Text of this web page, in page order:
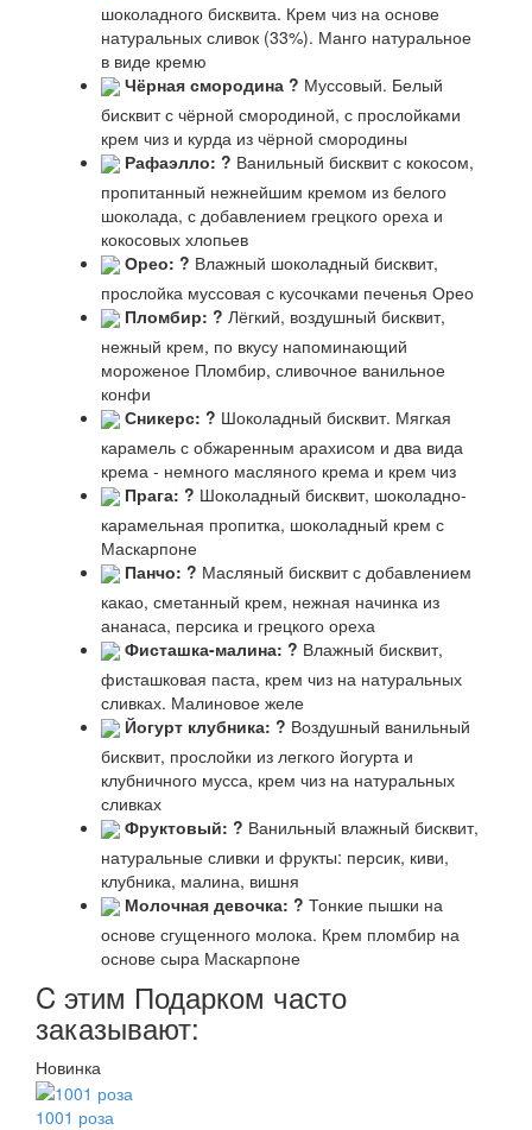
шоколадного бисквита. Крем чиз на основе
натуральных сливок (33%). Манго натуральное
в виде кремю
Чёрная смородина ? Муссовый. Белый
бисквит с чёрной смородиной, с прослойками
крем чиз и курда из чёрной смородины
Рафаэлло: ? Ванильный бисквит с кокосом,
пропитанный нежнейшим кремом из белого
шоколада, с добавлением грецкого ореха и
кокосовых хлопьев
Орео: ? Влажный шоколадный бисквит,
прослойка муссовая с кусочками печенья Орео
Пломбир: ? Лёгкий, воздушный бисквит,
нежный крем, по вкусу напоминающий
мороженое Пломбир, сливочное ванильное
конфи
Сникерс: ? Шоколадный бисквит. Мягкая
карамель с обжаренным арахисом и два вида
крема - немного масляного крема и крем чиз
Прага: ? Шоколадный бисквит, шоколадно-
карамельная пропитка, шоколадный крем с
Маскарпоне
Панчо: ? Масляный бисквит с добавлением
какао, сметанный крем, нежная начинка из
ананаса, персика и грецкого ореха
Фисташка-малина: ? Влажный бисквит,
фисташковая паста, крем чиз на натуральных
сливках. Малиновое желе
Йогурт клубника: ? Воздушный ванильный
бисквит, прослойки из легкого йогурта и
клубничного мусса, крем чиз на натуральных
сливках
Фруктовый: ? Ванильный влажный бисквит,
натуральные сливки и фрукты: персик, киви,
клубника, малина, вишня
Молочная девочка: ? Тонкие пышки на
основе сгущенного молока. Крем пломбир на
основе сыра Маскарпоне
C этим Подарком часто
заказывают:
Новинка
1001 роза